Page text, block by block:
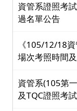
資管系證照考
過名單公告
《105/12/18
場次考照時間及
資管系(105第
及TQC證照考試